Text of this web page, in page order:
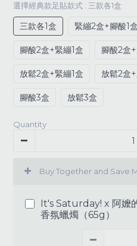
選擇經典款足貼款式 : 三款各1盒
三款各1盒 緊繃2盒+腳酸1盒
腳酸2盒+緊繃1盒 腳酸2盒
放鬆2盒+緊繃1盒 放鬆2盒
腳酸3盒 放鬆3盒
Quantity
Buy Together and Save
It's Saturday! x 阿嬤
香氛蠟燭（65g）